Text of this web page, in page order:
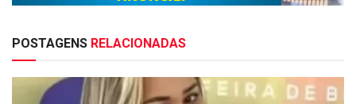
POSTAGENS RELACIONADAS